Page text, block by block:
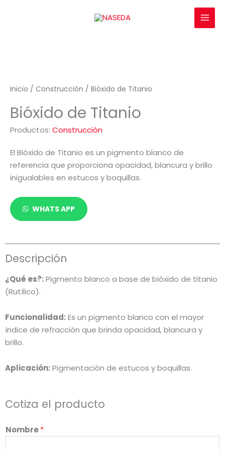
Inicio / Construcción / Bióxido de Titanio
Bióxido de Titanio
Productos: Construcción
El Bióxido de Titanio es un pigmento blanco de
referencia que proporciona opacidad, blancura y brillo
inigualables en estucos y boquillas.
WHATS APP
Descripción
¿Qué es?:Pigmento blanco a base de bióxido de titanio
(Rutílico).
Funcionalidad:Es un pigmento blanco con el mayor
índice de refracción que brinda opacidad, blancura y
brillo.
Aplicación:Pigmentación de estucos y boquillas.
Cotiza el producto
Nombre*